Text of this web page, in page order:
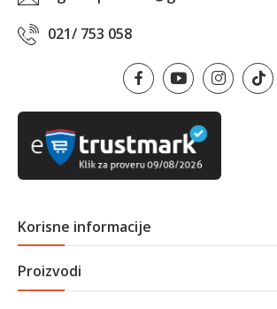
021/ 753 058
Korisne informacije
Proizvodi